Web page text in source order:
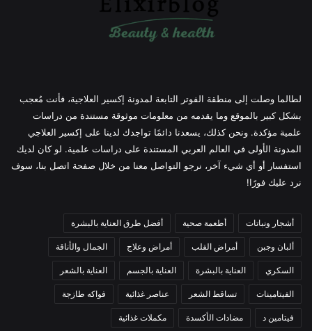
لطالما وصلت إلى منطقة الفوتر التابعة لمدونة إكسير العلاجية، فأنت مُعجب
بشكل كبير بالموقع وما يقدمه من معلومات موثوقة مستندة من دراسات
علمية مؤكدة. ونحن كذلك، يسعدنا دائمًا تواجدك لدينا على إكسير العلاجي
المدونة الأولى في العالم العربي المستندة على دراسات علمية. لو كان لديك
استفسار أو أي شيء آخر، نرجو التواصل معنا من خلال صفحة اتصل بنا، سوف
نرد عليك فورًا!
أشجار ونباتات أطعمة صحية أفضل طرق العناية بالبشرة
ألبان وجبن أمراض القلب أمراض وعلاج الجمال والأناقة
السكري العناية بالبشرة العناية بالجسم العناية بالشعر
الفيتامينات تساقط الشعر عناصر غذائية فواكه طازجة
فيتامين د مضادات الأكسدة مكملات غذائية